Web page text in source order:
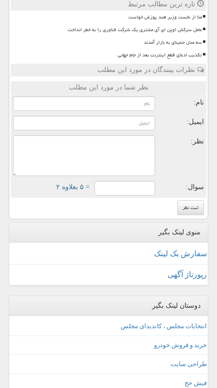
تازه ترین مطالب مرتبط
متا از نخست وزیر هند پوزش خواست
عامل سرکش اوپن ای آی مشتری یک شرکت فناوری را به خطر انداخت
سه مدل جمینای به بازار آمدند
تکذیب ادعای قطع اینترنت بعد از جام جهانی
نظرات بینندگان در مورد این مطلب
نظر شما در مورد این مطلب
نام:
ایمیل:
نظر:
سوال: = ۵ بعلاوه ۲
منوی لینک بگیر
سفارش بک لینک
رپورتاژ آگهی
دوستان لینک بگیر
انتخابات مجلس ، کاندیدای مجلس
خرید و فروش خودرو
طراحی سایت
فیش حج